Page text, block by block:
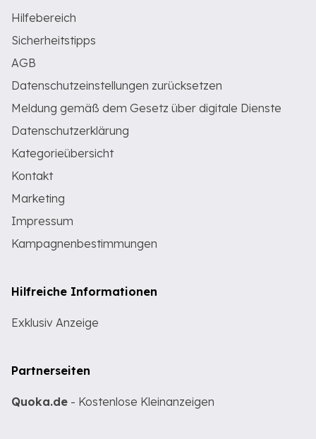
Hilfebereich
Sicherheitstipps
AGB
Datenschutzeinstellungen zurücksetzen
Meldung gemäß dem Gesetz über digitale Dienste
Datenschutzerklärung
Kategorieübersicht
Kontakt
Marketing
Impressum
Kampagnenbestimmungen
Hilfreiche Informationen
Exklusiv Anzeige
Partnerseiten
Quoka.de - Kostenlose Kleinanzeigen